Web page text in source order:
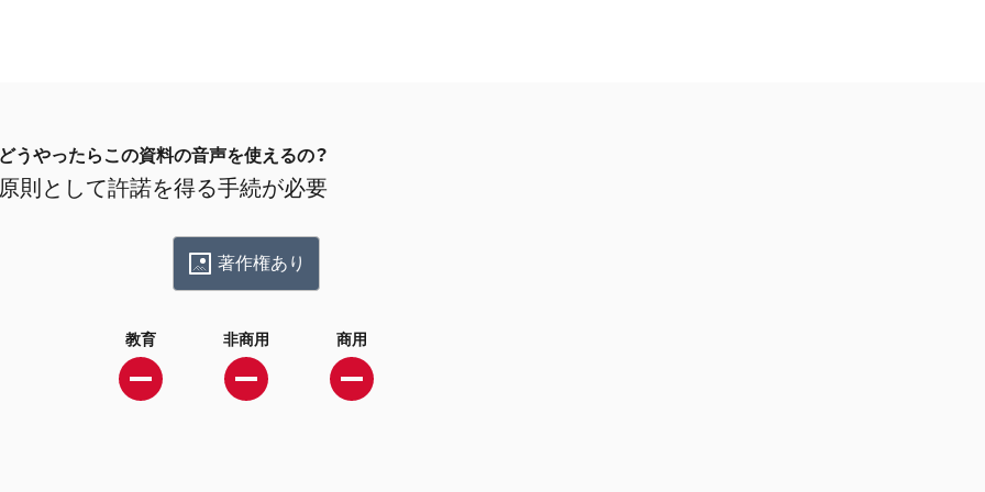
どうやったらこの資料の音声を使えるの？
原則として許諾を得る手続が必要
著作権あり
教育 非商用 商用